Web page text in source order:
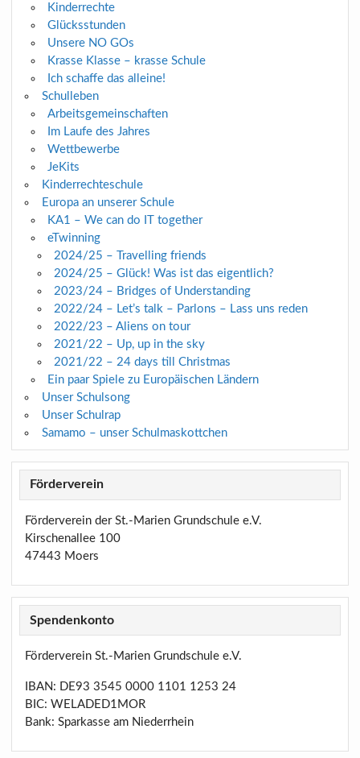
Kinderrechte
Glücksstunden
Unsere NO GOs
Krasse Klasse – krasse Schule
Ich schaffe das alleine!
Schulleben
Arbeitsgemeinschaften
Im Laufe des Jahres
Wettbewerbe
JeKits
Kinderrechteschule
Europa an unserer Schule
KA1 – We can do IT together
eTwinning
2024/25 – Travelling friends
2024/25 – Glück! Was ist das eigentlich?
2023/24 – Bridges of Understanding
2022/24 – Let’s talk – Parlons – Lass uns reden
2022/23 – Aliens on tour
2021/22 – Up, up in the sky
2021/22 – 24 days till Christmas
Ein paar Spiele zu Europäischen Ländern
Unser Schulsong
Unser Schulrap
Samamo – unser Schulmaskottchen
Förderverein
Förderverein der St.-Marien Grundschule e.V.
Kirschenallee 100
47443 Moers
Spendenkonto
Förderverein St.-Marien Grundschule e.V.
IBAN: DE93 3545 0000 1101 1253 24
BIC: WELADED1MOR
Bank: Sparkasse am Niederrhein